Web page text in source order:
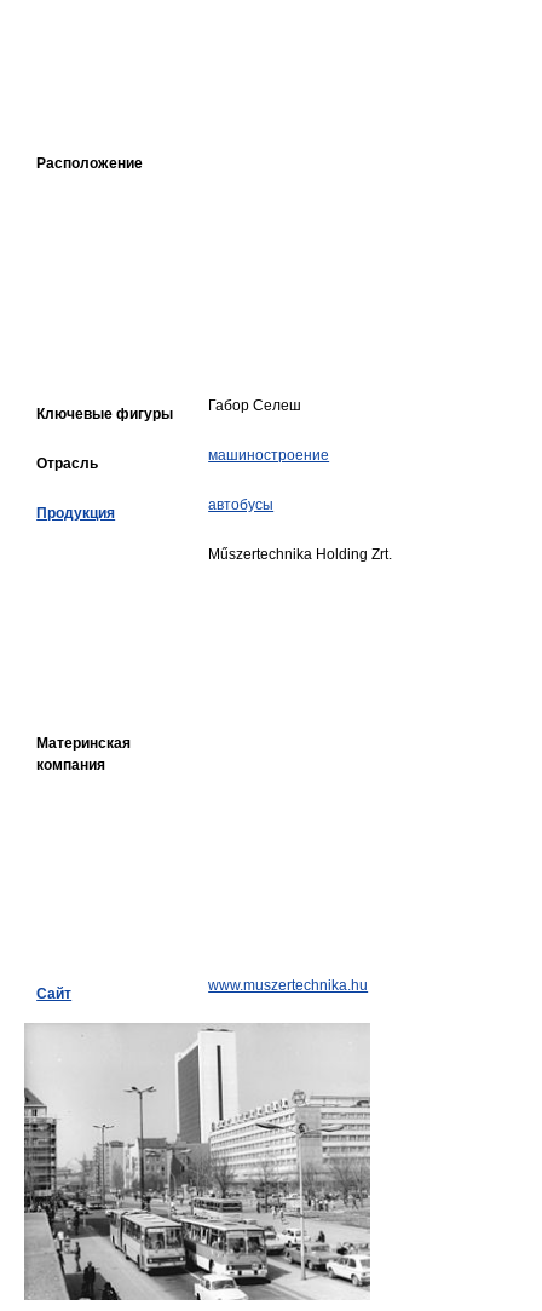
Расположение
Ключевые фигуры Габор Селеш
Отрасль машиностроение
Продукция автобусы
Материнская
компания
Műszertechnika Holding Zrt.
Сайт www.muszertechnika.hu